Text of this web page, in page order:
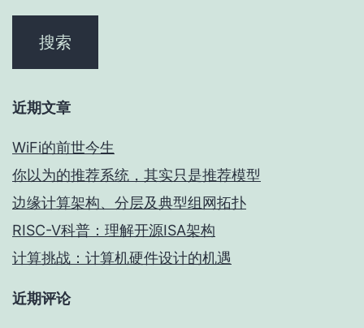
近期文章
WiFi的前世今生
你以为的推荐系统，其实只是推荐模型
边缘计算架构、分层及典型组网拓扑
RISC-V科普：理解开源ISA架构
计算挑战：计算机硬件设计的机遇
近期评论